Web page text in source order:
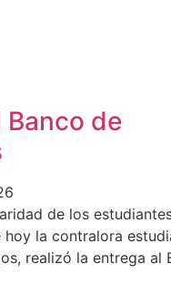
Banco de
de los
hoy la contralora
realizó la entrega al